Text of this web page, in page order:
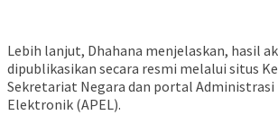
Lebih lanjut, Dhahana menjelaskan, hasil
dipublikasikan secara resmi melalui situs
Sekretariat Negara dan portal Administrasi
Elektronik (APEL).